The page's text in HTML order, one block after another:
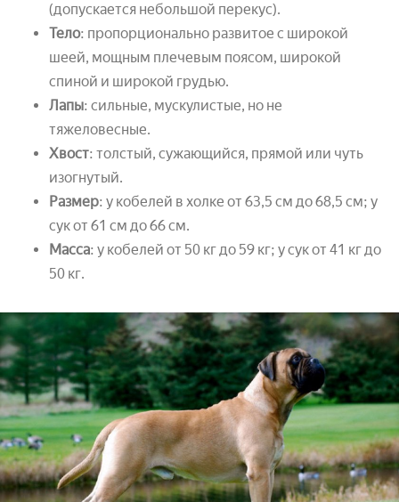
(допускается небольшой перекус).
Тело: пропорционально развитое с широкой
шеей, мощным плечевым поясом, широкой
спиной и широкой грудью.
Лапы: сильные, мускулистые, но не
тяжеловесные.
Хвост: толстый, сужающийся, прямой или чуть
изогнутый.
Размер: у кобелей в холке от 63,5 см до 68,5 см; у
сук от 61 см до 66 см.
Масса: у кобелей от 50 кг до 59 кг; у сук от 41 кг до
50 кг.